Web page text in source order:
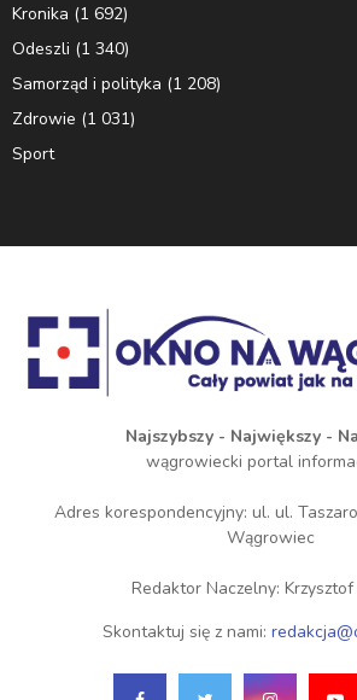
Kronika (1 692)
Odeszli (1 340)
Samorząd i polityka (1 208)
Zdrowie (1 031)
Sport
Najszybszy - Największy -
wągrowiecki portal
Adres korespondencyjny: ul. ul.
Wągrowiec
Redaktor Naczelny:
Skontaktuj się z nami: